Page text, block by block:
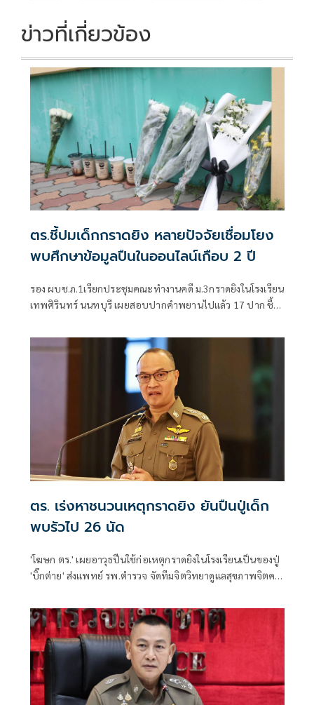
k k
ข่าวที่เกี่ยวข้อง
ตร.ชี้ปมเด็กกราดยิง หลายปัจจัยเชื่อมโยง
พบศึกษาข้อมูลปืนในออนไลน์เกือบ 2 ปี
รอง ผบช.ภ.1เรียกประชุมคณะทำงานคดี ม.3กราดยิงในโรงเรียน
เทพศิรินทร์ นนทบุรี เผยสอบปากคำพยานไปแล้ว 17 ปาก ชี้
เพื่อน เสพสื่อโซเชียล พบเคยสั่งซื้อปืนบีบีกันทางออนไลน์มา
โรงเรียนแต่ถูกครูยึด เร่งตรวจสอบมือถือ-คอมพิวเตอร์ โยงเหตุ
ตร. เร่งหาชนวนเหตุกราดยิง ยันปืนปู่เด็ก
พบรัวไป 26 นัด
'โฆษก ตร.' เผยอาวุธปืนใช้ก่อเหตุกราดยิงในโรงเรียนเป็นของปู่
'บิ๊กต่าย' ส่งแพทย์ รพ.ตำรวจ จัดทีมจิตวิทยาดูแลสุขภาพจิตครู